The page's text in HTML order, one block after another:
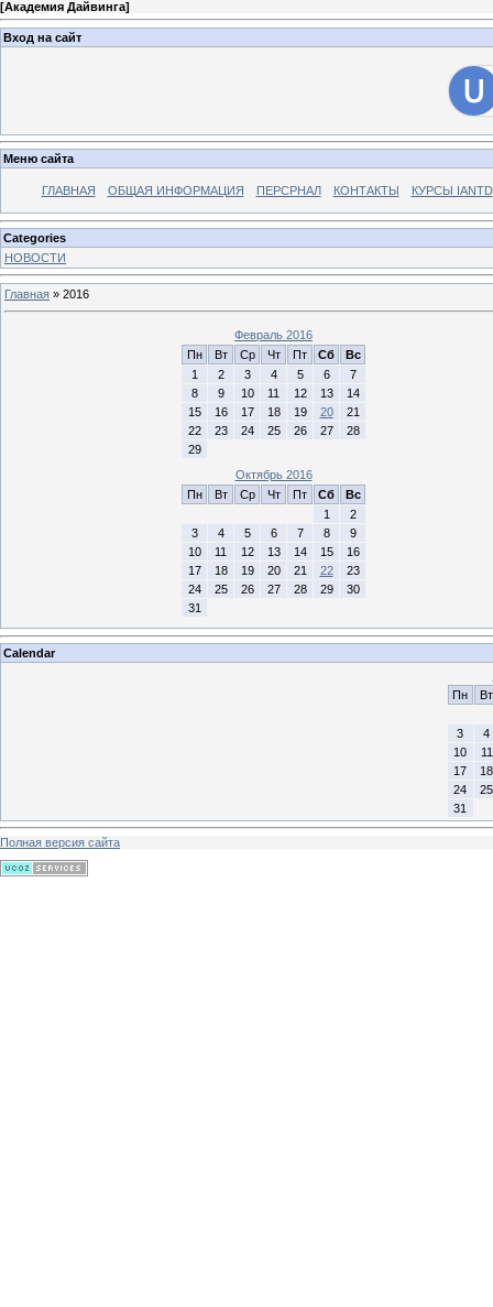
[Академия Дайвинга]
Вход на сайт
Меню сайта
ГЛАВНАЯ ОБЩАЯ ИНФОРМАЦИЯ ПЕРСРНАЛ КОНТАКТЫ КУРСЫ IANTD
Categories
НОВОСТИ
Главная » 2016
Февраль 2016
Пн
Вт Ср Чт Пт Сб
Вс
1
2 3 4 5 6
7
8
9 10 11 12 13
14
15
16 17 18 19 20
21
22
23 24 25 26 27
28
29
Октябрь 2016
Пн
Вт Ср Чт Пт Сб
Вс
1
2
3
4 5 6 7 8
9
10
11 12 13 14 15
16
17
18 19 20 21 22
23
24
25 26 27 28 29
30
31
Calendar
Пн
Вт
3
4
10
11
17
18
24
25
31
Полная версия сайта